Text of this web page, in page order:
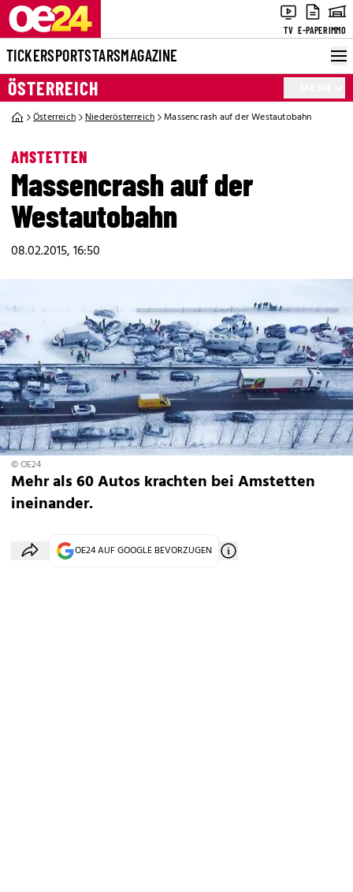
TV E-PAPERIMMO
TICKERSPORTSTARSMAGAZINE
ÖSTERREICH
Österreich Niederösterreich Massencrash auf der Westautobahn
AMSTETTEN
Massencrash auf der
Westautobahn
08.02.2015, 16:50
© OE24
Mehr als 60 Autos krachten bei Amstetten
ineinander.
OE24 AUF GOOGLE BEVORZUGEN